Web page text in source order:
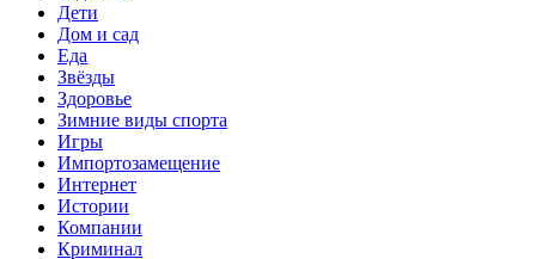
Дети
Дом и сад
Еда
Звёзды
Здоровье
Зимние виды спорта
Игры
Импортозамещение
Интернет
Истории
Компании
Криминал